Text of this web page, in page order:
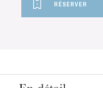
RÉSERVER